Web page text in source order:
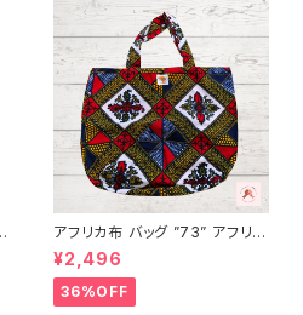
アフリカ布 バッグ ”73” アフリカ
ンプリント パーニュ カンガ キテ
ンゲ トートバッグ エコバッグ ギ
ニア フェアトレード INUWALIA
FRICA
¥2,496
36%OFF